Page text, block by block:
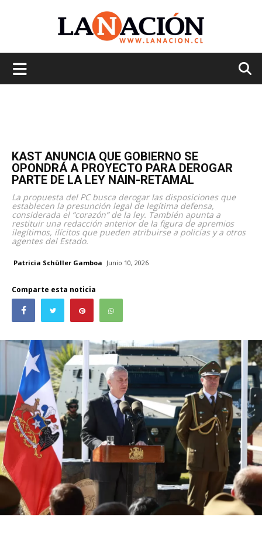
KAST ANUNCIA QUE GOBIERNO SE
OPONDRÁ A PROYECTO PARA DEROGAR
PARTE DE LA LEY NAIN-RETAMAL
La propuesta del PC busca derogar las disposiciones que
establecen la presunción legal de legítima defensa,
considerada el “corazón” de la ley. También apunta a
restituir una redacción anterior de la figura de apremios
ilegítimos, ilícitos que pueden atribuirse a policías y a otros
agentes del Estado.
Patricia Schüller Gamboa Junio 10, 2026
Comparte esta noticia